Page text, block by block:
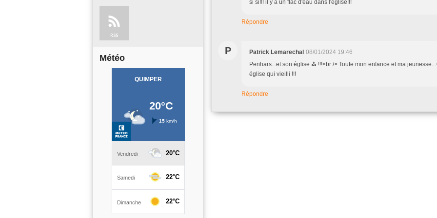
RSS
Météo
si si!!! il y a un flac d'eau dans l'église!!!
Répondre
P Patrick Lemarechal 08/01/2024 19:46
Penhars...et son église ⛪ !!!<br /> Toute mon enfance et ma
église qui vieilli !!!
Répondre